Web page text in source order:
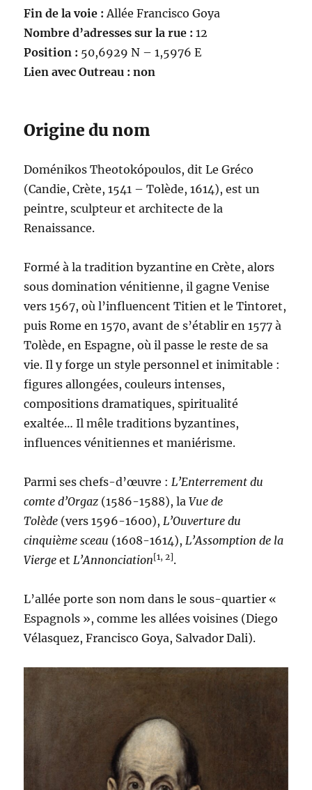
Fin de la voie : Allée Francisco Goya
Nombre d’adresses sur la rue : 12
Position : 50,6929 N – 1,5976 E
Lien avec Outreau : non
Origine du nom
Doménikos Theotokópoulos, dit Le Gréco
(Candie, Crète, 1541 – Tolède, 1614), est un
peintre, sculpteur et architecte de la
Renaissance.
Formé à la tradition byzantine en Crète, alors
sous domination vénitienne, il gagne Venise
vers 1567, où l’influencent Titien et le Tintoret,
puis Rome en 1570, avant de s’établir en 1577 à
Tolède, en Espagne, où il passe le reste de sa
vie. Il y forge un style personnel et inimitable :
figures allongées, couleurs intenses,
compositions dramatiques, spiritualité
exaltée… Il mêle traditions byzantines,
influences vénitiennes et maniérisme.
Parmi ses chefs-d’œuvre :L’Enterrement du
comte d’Orgaz (1586-1588), laVue de
Tolède (vers 1596-1600),L’Ouverture du
cinquième sceau (1608-1614),L’Assomption de la
Vierge etL’Annonciation[1, 2].
L’allée porte son nom dans le sous-quartier «
Espagnols », comme les allées voisines (Diego
Vélasquez, Francisco Goya, Salvador Dali).